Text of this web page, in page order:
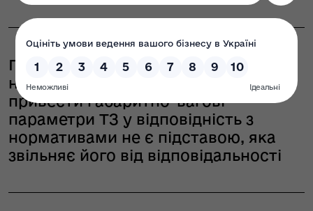
Правовий підхід Верховного Суду:
наявність у перевізника права
привести габаритно-вагові
параметри ТЗ у відповідність з
нормативами не є підставою, яка
звільняє його від відповідальності